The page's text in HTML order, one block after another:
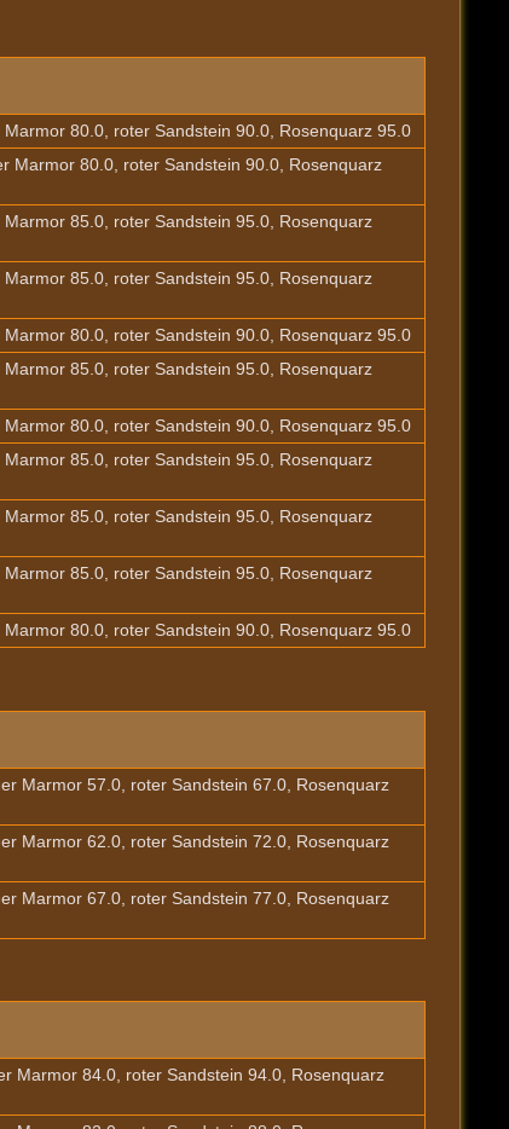
80.0, roter Sandstein 90.0, Rosenquarz 95.0
Marmor 80.0, roter Sandstein 90.0, Rosenquarz
85.0, roter Sandstein 95.0, Rosenquarz
85.0, roter Sandstein 95.0, Rosenquarz
80.0, roter Sandstein 90.0, Rosenquarz 95.0
85.0, roter Sandstein 95.0, Rosenquarz
80.0, roter Sandstein 90.0, Rosenquarz 95.0
85.0, roter Sandstein 95.0, Rosenquarz
85.0, roter Sandstein 95.0, Rosenquarz
85.0, roter Sandstein 95.0, Rosenquarz
80.0, roter Sandstein 90.0, Rosenquarz 95.0
Marmor 57.0, roter Sandstein 67.0, Rosenquarz
Marmor 62.0, roter Sandstein 72.0, Rosenquarz
Marmor 67.0, roter Sandstein 77.0, Rosenquarz
Marmor 84.0, roter Sandstein 94.0, Rosenquarz